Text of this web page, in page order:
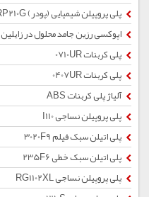
پلی پروپیلن شیمیایی (پودر) RP210G
اپوکسی رزین جامد محلول در زایلین E1X75LC
پلی کربنات 0710UR
پلی کربنات 0407UR
آلیاژ پلی کربنات ABS
پلی پروپیلن نساجی I110
پلی اتیلن سبک فیلم 3020F9
پلی اتیلن سبک خطی 235F6
پلی پروپیلن نساجی RG1102XL